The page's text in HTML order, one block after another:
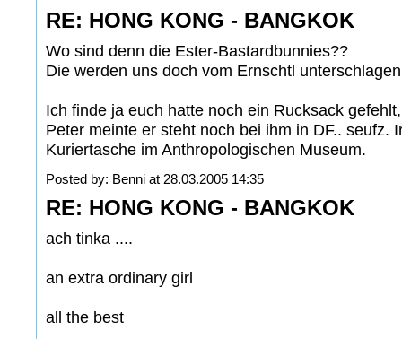
RE: HONG KONG - BANGKOK
Wo sind denn die Ester-Bastardbunnies??
Die werden uns doch vom Ernschtl
Ich finde ja euch hatte noch ein Rucksack
Peter meinte er steht noch bei ihm in DF.. seufz.
Kuriertasche im Anthropologischen Museum.
Posted by: Benni at 28.03.2005 14:35
RE: HONG KONG - BANGKOK
ach tinka ....
an extra ordinary girl
all the best